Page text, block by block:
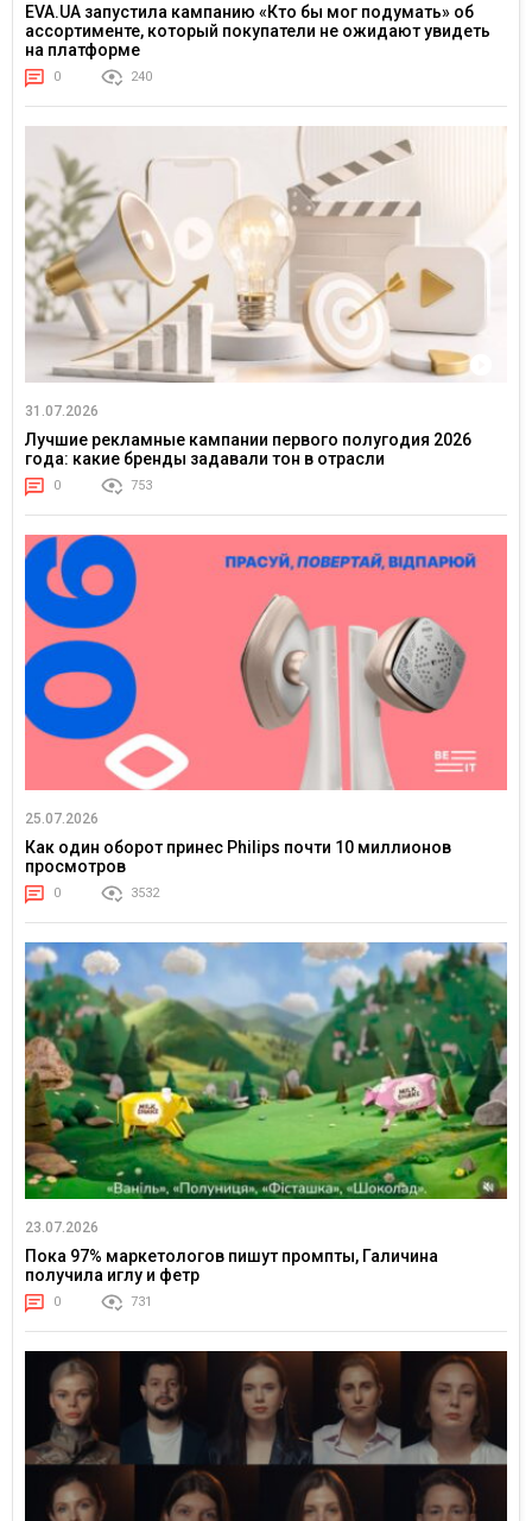
EVA.UA запустила кампанию «Кто бы мог подумать» об
ассортименте, который покупатели не ожидают увидеть
на платформе
0 240
31.07.2026
Лучшие рекламные кампании первого полугодия 2026
года: какие бренды задавали тон в отрасли
0 753
25.07.2026
Как один оборот принес Philips почти 10 миллионов
просмотров
0 3532
23.07.2026
Пока 97% маркетологов пишут промпты, Галичина
получила иглу и фетр
0 731